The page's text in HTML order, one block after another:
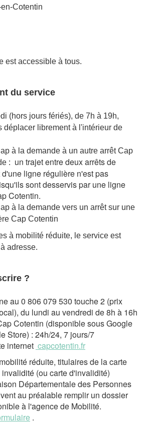
Cotentin
est accessible à tous.
du service
(hors jours fériés), de 7h à 19h,
déplacer librement à l'intérieur de
à la demande à un autre arrêt Cap
: un trajet entre deux arrêts de
d'une ligne régulière n'est pas
sont desservis par une ligne
Cotentin.
à la demande vers un arrêt sur une
Cap Cotentin
à mobilité réduite, le service est
adresse.
?
au 0 806 079 530 touche 2 (prix
du lundi au vendredi de 8h à 16h
Cotentin (disponible sous Google
Store) : 24h/24, 7 jours/7
internet capcotentin.fr
réduite, titulaires de la carte
(ou carte d'invalidité)
Départementale des Personnes
au préalable remplir un dossier
à l'agence de Mobilité.
.